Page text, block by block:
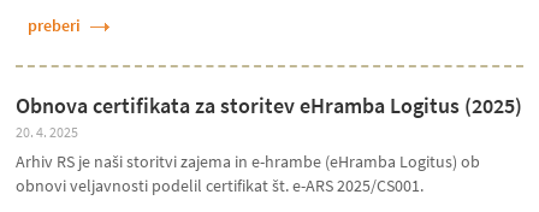
preberi
Obnova certifikata za storitev eHramba Logitus (2025)
20. 4. 2025
Arhiv RS je naši storitvi zajema in e-hrambe (eHramba Logitus) ob
obnovi veljavnosti podelil certifikat št. e-ARS 2025/CS001.